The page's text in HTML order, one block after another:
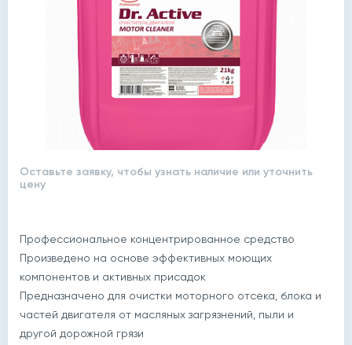
Оставьте заявку, чтобы узнать наличие или уточнить
цену
Профессиональное концентрированное средство
Произведено на основе эффективных моющих
компонентов и активных присадок
Предназначено для очистки моторного отсека, блока и
частей двигателя от масляных загрязнений, пыли и
другой дорожной грязи